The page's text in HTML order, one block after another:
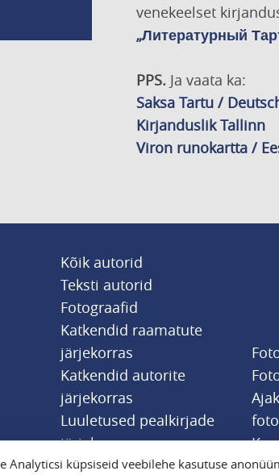
venekeelset
„Литературный
PPS. Ja vaata ka:
Saksa Tartu /
Kirjanduslik Tallinn
Viron runokartta /
Kõik autorid
Teksti autorid
Fotograafid
Katkendid raamatute
järjekorras
Katkendid autorite
järjekorras
Luuletused pealkirjade
järjekorras
Analyticsi küpsiseid veebilehe kasutuse